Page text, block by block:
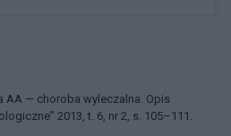
AA — choroba wyleczalna. Opis
2013, t. 6, nr 2, s. 105–111.